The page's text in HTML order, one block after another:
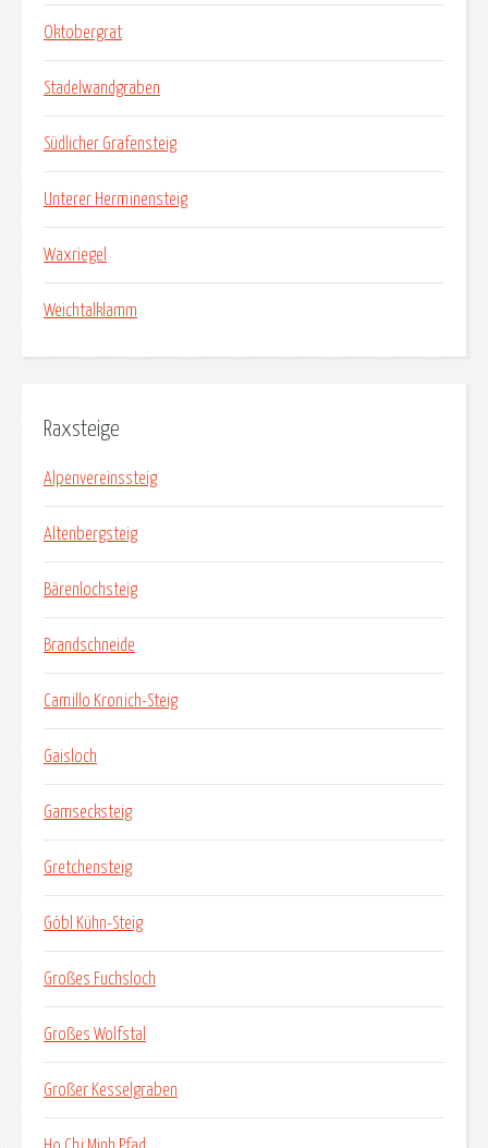
Oktobergrat
Stadelwandgraben
Südlicher Grafensteig
Unterer Herminensteig
Waxriegel
Weichtalklamm
Raxsteige
Alpenvereinssteig
Altenbergsteig
Bärenlochsteig
Brandschneide
Camillo Kronich-Steig
Gaisloch
Gamsecksteig
Gretchensteig
Göbl Kühn-Steig
Großes Fuchsloch
Großes Wolfstal
Großer Kesselgraben